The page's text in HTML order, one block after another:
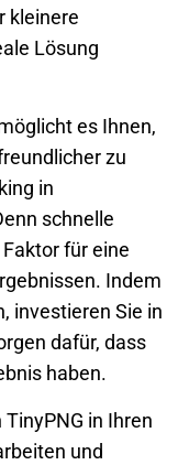
kleinere
Lösung
es Ihnen,
zu
in
schnelle
für eine
Indem
investieren Sie in
dafür, dass
haben.
in Ihren
und